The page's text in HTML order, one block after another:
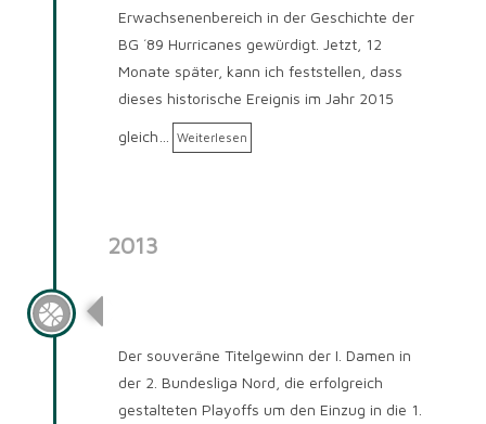
Erwachsenenbereich in der Geschichte der
BG ´89 Hurricanes gewürdigt. Jetzt, 12
Monate später, kann ich feststellen, dass
dieses historische Ereignis im Jahr 2015
gleich… Weiterlesen
2013
Der souveräne Titelgewinn der I. Damen in
der 2. Bundesliga Nord, die erfolgreich
gestalteten Playoffs um den Einzug in die 1.